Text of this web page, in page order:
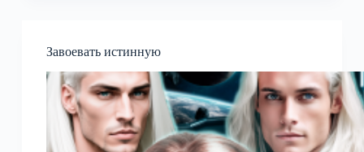
Завоевать истинную